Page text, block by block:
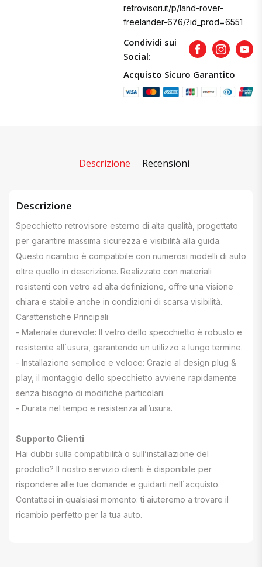
retrovisori.it/p/land-rover-
freelander-676/?id_prod=6551
Condividi sui
Social:
FacebookInstagram
Acquisto Sicuro Garantito
Descrizione Recensioni
Descrizione
Specchietto retrovisore esterno di alta qualità, progettato
per garantire massima sicurezza e visibilità alla guida.
Questo ricambio è compatibile con numerosi modelli di auto
oltre quello in descrizione. Realizzato con materiali
resistenti con vetro ad alta definizione, offre una visione
chiara e stabile anche in condizioni di scarsa visibilità.
Caratteristiche Principali
- Materiale durevole: Il vetro dello specchietto è robusto e
resistente all`usura, garantendo un utilizzo a lungo termine.
- Installazione semplice e veloce: Grazie al design plug &
play, il montaggio dello specchietto avviene rapidamente
senza bisogno di modifiche particolari.
- Durata nel tempo e resistenza all’usura.
Supporto Clienti
Hai dubbi sulla compatibilità o sull’installazione del
prodotto? Il nostro servizio clienti è disponibile per
rispondere alle tue domande e guidarti nell`acquisto.
Contattaci in qualsiasi momento: ti aiuteremo a trovare il
ricambio perfetto per la tua auto.